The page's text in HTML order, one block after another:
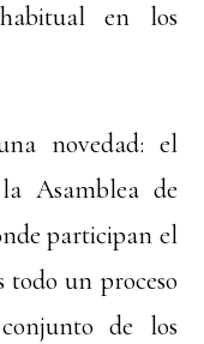
en los
novedad: el
Asamblea de
participan el
todo un proceso
de los